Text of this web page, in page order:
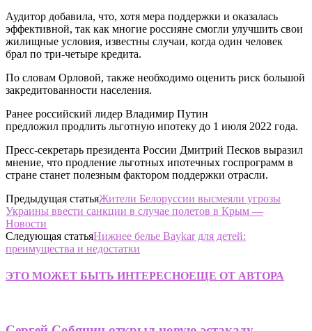
Аудитор добавила, что, хотя мера поддержки и оказалась
эффективной, так как многие россияне смогли улучшить свои
жилищные условия, известны случаи, когда один человек
брал по три-четыре кредита.
По словам Орловой, также необходимо оценить риск большой
закредитованности населения.
Ранее российский лидер Владимир Путин
предложил продлить льготную ипотеку до 1 июля 2022 года.
Пресс-секретарь президента России Дмитрий Песков выразил
мнение, что продление льготных ипотечных госпрограмм в
стране станет полезным фактором поддержки отрасли.
Предыдущая статьяЖители Белоруссии высмеяли угрозы
Украины ввести санкции в случае полетов в Крым —
Новости
Следующая статьяНижнее белье Baykar для детей:
преимущества и недостатки
ЭТО МОЖЕТ БЫТЬ ИНТЕРЕСНОЕЩЕ ОТ АВТОРА